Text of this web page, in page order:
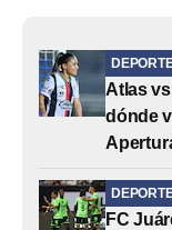
Atlas
dónde
FC